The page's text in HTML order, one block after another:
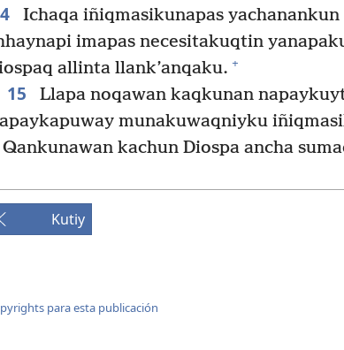
Ichaqa iñiqmasikunapas
imapas necesitakuqtin
allinta llank’anqaku. +
15
Llapa noqawan kaqkunan
munakuwaqniyku
Qankunawan kachun Diospa ancha
Kutiy
para esta publicación